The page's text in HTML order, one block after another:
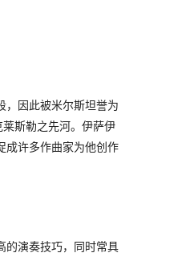
，因此被米尔斯坦誉为
斯勒之先河。伊萨伊
成许多作曲家为他创作
的演奏技巧，同时常具